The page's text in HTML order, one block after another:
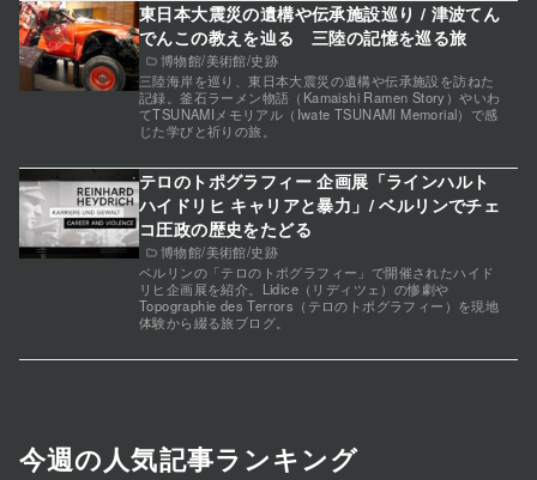
博物館/美術館/史跡
東日本大震災の遺構や伝承施設巡り / 津波てん
でんこの教えを辿る 三陸の記憶を巡る旅
三陸海岸を巡り、東日本大震災の遺構や伝承施設を訪ねた
記録。釜石ラーメン物語（Kamaishi Ramen Story）やいわ
てTSUNAMIメモリアル（Iwate TSUNAMI Memorial）で感
じた学びと祈りの旅。
博物館/美術館/史跡
テロのトポグラフィー 企画展「ラインハルト
ハイドリヒ キャリアと暴力」/ ベルリンでチェ
コ圧政の歴史をたどる
ベルリンの「テロのトポグラフィー」で開催されたハイド
リヒ企画展を紹介。Lidice（リディツェ）の惨劇や
Topographie des Terrors（テロのトポグラフィー）を現地
体験から綴る旅ブログ。
今週の人気記事ランキング